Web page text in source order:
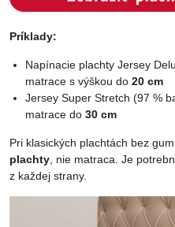
Príklady:
Napínacie plachty Jersey
matrace s výškou do 20 cm
Jersey Super Stretch (97 %
matrace do 30 cm
Pri klasických plachtách bez
plachty , nie matraca. Je
z každej strany.